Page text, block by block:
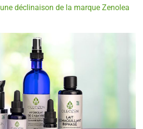
déclinaison de la marque Zenolea